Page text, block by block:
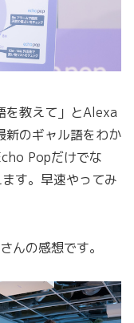
を教えて」とAlexa
新のギャル語をわか
Popだけでな
す。早速やってみ
んの感想です。